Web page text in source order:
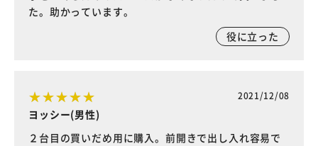
た。助かっています。
役に立った
2021/12/08
ヨッシー(男性)
２台目の買いだめ用に購入。前開きで出し入れ容易で